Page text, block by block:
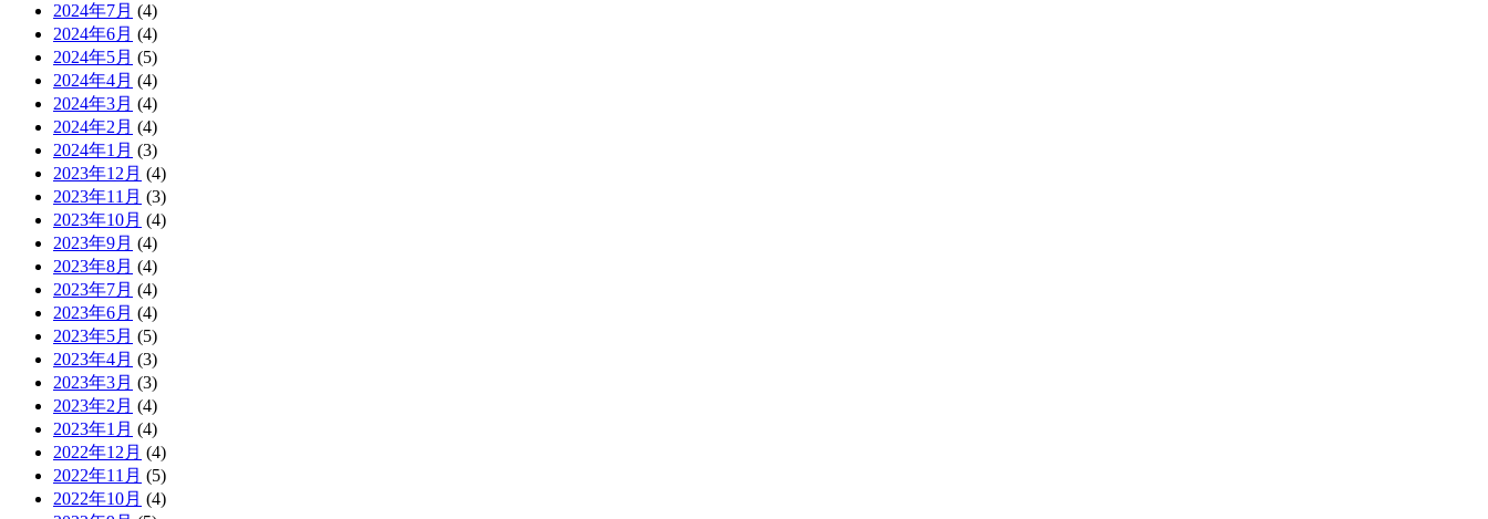
2024年7月 (4)
2024年6月 (4)
2024年5月 (5)
2024年4月 (4)
2024年3月 (4)
2024年2月 (4)
2024年1月 (3)
2023年12月 (4)
2023年11月 (3)
2023年10月 (4)
2023年9月 (4)
2023年8月 (4)
2023年7月 (4)
2023年6月 (4)
2023年5月 (5)
2023年4月 (3)
2023年3月 (3)
2023年2月 (4)
2023年1月 (4)
2022年12月 (4)
2022年11月 (5)
2022年10月 (4)